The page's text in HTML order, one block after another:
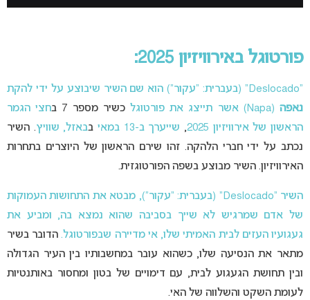
פורטוגל באירוויזיון 2025:
“Deslocado” (בעברית: “עקור”) הוא שם השיר שיבוצע על ידי להקת
נאפה(Napa) אשר תייצג את פורטוגל כשיר מספר 7 ב
חצי הגמר
הראשון של אירוויזיון 2025
, שייערך ב-13 במאי בבאזל, שוויץ. השיר
נכתב על ידי חברי הלהקה. זהו שירם הראשון של היוצרים בתחרות
האירוויזיון. השיר מבוצע בשפה הפורטוגזית.
השיר “Deslocado” (בעברית: “עקור”), מבטא את התחושות העמוקות
של אדם שמרגיש לא שייך בסביבה שהוא נמצא בה, ומביע את
געגועיו העזים לבית האמיתי שלו, אי מדיירה שבפורטוגל.הדובר בשיר
מתאר את הנסיעה שלו, כשהוא עובר במחשבותיו בין העיר הגדולה
ובין תחושת הגעגוע לבית, עם דימויים של בטון ומחסור באותנטיות
לעומת השקט והשלווה של האי.